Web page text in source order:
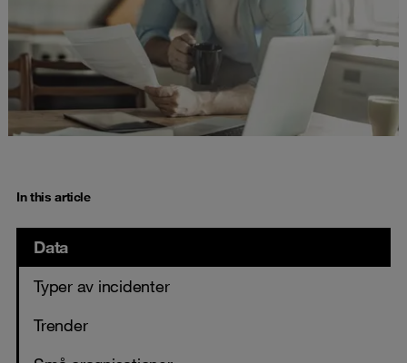
In this article
Data
Typer av incidenter
Trender